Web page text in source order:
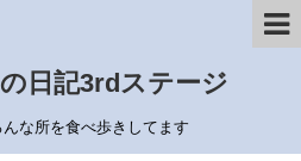
日記3rdステージ
な所を食べ歩きしてます